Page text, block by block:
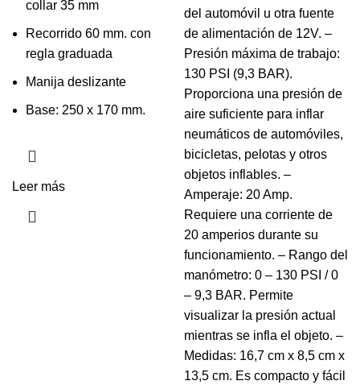
collar 35 mm
Recorrido 60 mm. con
regla graduada
Manija deslizante
Base: 250 x 170 mm.
Leer más
del automóvil u otra fuente
de alimentación de 12V. –
Presión máxima de trabajo:
130 PSI (9,3 BAR).
Proporciona una presión de
aire suficiente para inflar
neumáticos de automóviles,
bicicletas, pelotas y otros
objetos inflables. –
Amperaje: 20 Amp.
Requiere una corriente de
20 amperios durante su
funcionamiento. – Rango del
manómetro: 0 – 130 PSI / 0
– 9,3 BAR. Permite
visualizar la presión actual
mientras se infla el objeto. –
Medidas: 16,7 cm x 8,5 cm x
13,5 cm. Es compacto y fácil